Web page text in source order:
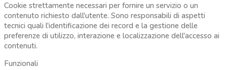
Cookie strettamente necessari per fornire un servizio o un
contenuto richiesto dall'utente. Sono responsabili di aspetti
tecnici quali l'identificazione dei record e la gestione delle
preferenze di utilizzo, interazione e localizzazione dell'accesso ai
contenuti.
Funzionali